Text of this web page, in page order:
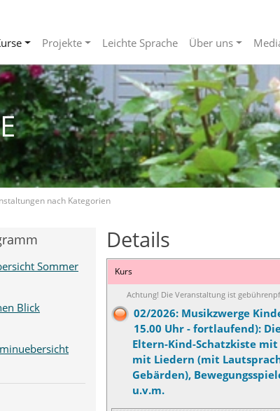
Projekte Leichte Sprache Über uns
nach Kategorien
Details
Kurs
Achtung! Die Veranstaltung ist
02/2026: Musikzwerge
15.00 Uhr - fortlaufend):
Eltern-Kind-Schatzkiste mit
mit Liedern (mit
Gebärden),
u.v.m.
Sommer
Blick